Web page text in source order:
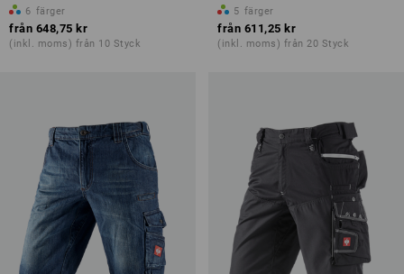
6 färger
från 648,75 kr
(inkl. moms) från 10 Styck
5 färger
från 611,25 kr
(inkl. moms) från 20 Styck